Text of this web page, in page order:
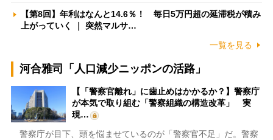
【第8回】年利はなんと14.6％！ 毎日5万円超の延滞税が積み
上がっていく ｜ 突然マルサ…
一覧を見る
河合雅司「人口減少ニッポンの活路」
【「警察官離れ」に歯止めはかかるか？】警察庁
が本気で取り組む「警察組織の構造改革」 実
現…
警察庁が目下、頭を悩ませているのが「警察官不足」だ。警察